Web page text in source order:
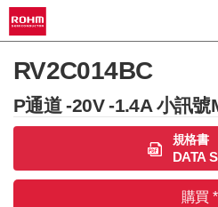
RV2C014BC
P通道 -20V -1.4A 小訊號
規格書
DATA
購買 *